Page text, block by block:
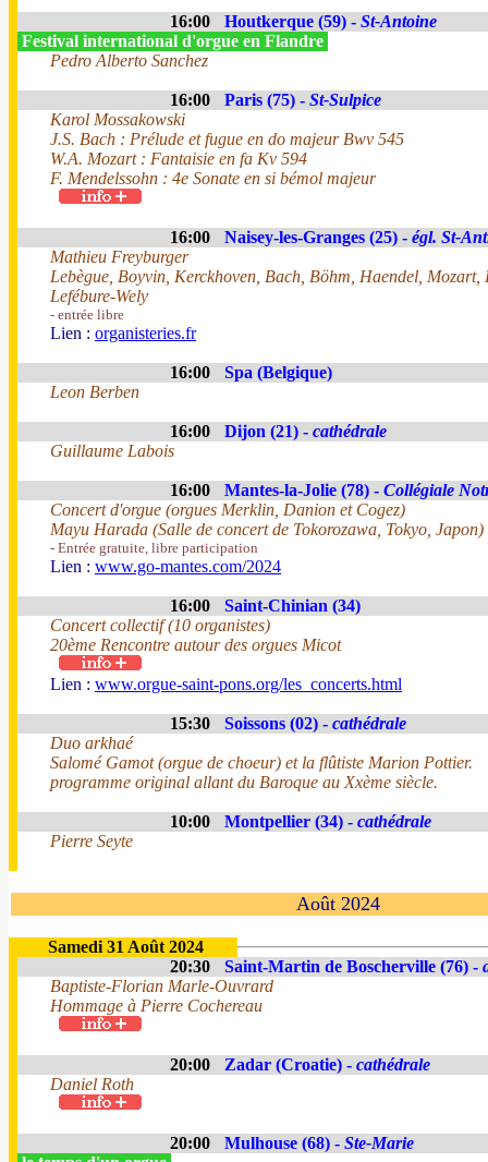
16:00 Houtkerque (59) - St-Antoine
Festival international d'orgue en Flandre
Pedro Alberto Sanchez
16:00 Paris (75) - St-Sulpice
Karol Mossakowski
J.S. Bach : Prélude et fugue en do majeur Bwv 545
W.A. Mozart : Fantaisie en fa Kv 594
F. Mendelssohn : 4e Sonate en si bémol majeur
16:00 Naisey-les-Granges (25) - égl. St-
Mathieu Freyburger
Lebègue, Boyvin, Kerckhoven, Bach, Böhm, Haendel, Mozart,
Lefébure-Wely
- entrée libre
Lien : organisteries.fr
16:00
Spa (Belgique)
Leon Berben
16:00 Dijon (21) - cathédrale
Guillaume Labois
16:00 Mantes-la-Jolie (78) - Collégiale
Concert d'orgue (orgues Merklin, Danion et Cogez)
Mayu Harada (Salle de concert de Tokorozawa, Tokyo, Japon)
- Entrée gratuite, libre participation
Lien : www.go-mantes.com/2024
16:00
Saint-Chinian (34)
Concert collectif (10 organistes)
20ème Rencontre autour des orgues Micot
Lien : www.orgue-saint-pons.org/les_concerts.html
15:30 Soissons (02) - cathédrale
Duo arkhaé
Salomé Gamot (orgue de choeur) et la flûtiste Marion Pottier.
programme original allant du Baroque au Xxème siècle.
10:00 Montpellier (34) - cathédrale
Pierre Seyte
Août 2024
Samedi 31 Août 2024
20:30
Saint-Martin de Boscherville (76) -
Baptiste-Florian Marle-Ouvrard
Hommage à Pierre Cochereau
20:00 Zadar (Croatie) - cathédrale
Daniel Roth
20:00 Mulhouse (68) - Ste-Marie